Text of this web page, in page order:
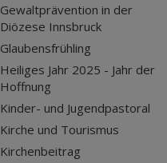
Gewaltprävention in der
Diözese Innsbruck
Glaubensfrühling
Heiliges Jahr 2025 - Jahr der
Hoffnung
Kinder- und Jugendpastoral
Kirche und Tourismus
Kirchenbeitrag